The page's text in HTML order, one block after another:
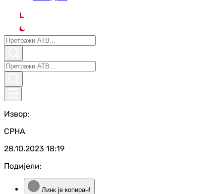
L
Извор:
СРНА
28.10.2023 18:19
Подијели:
Линк је копиран!